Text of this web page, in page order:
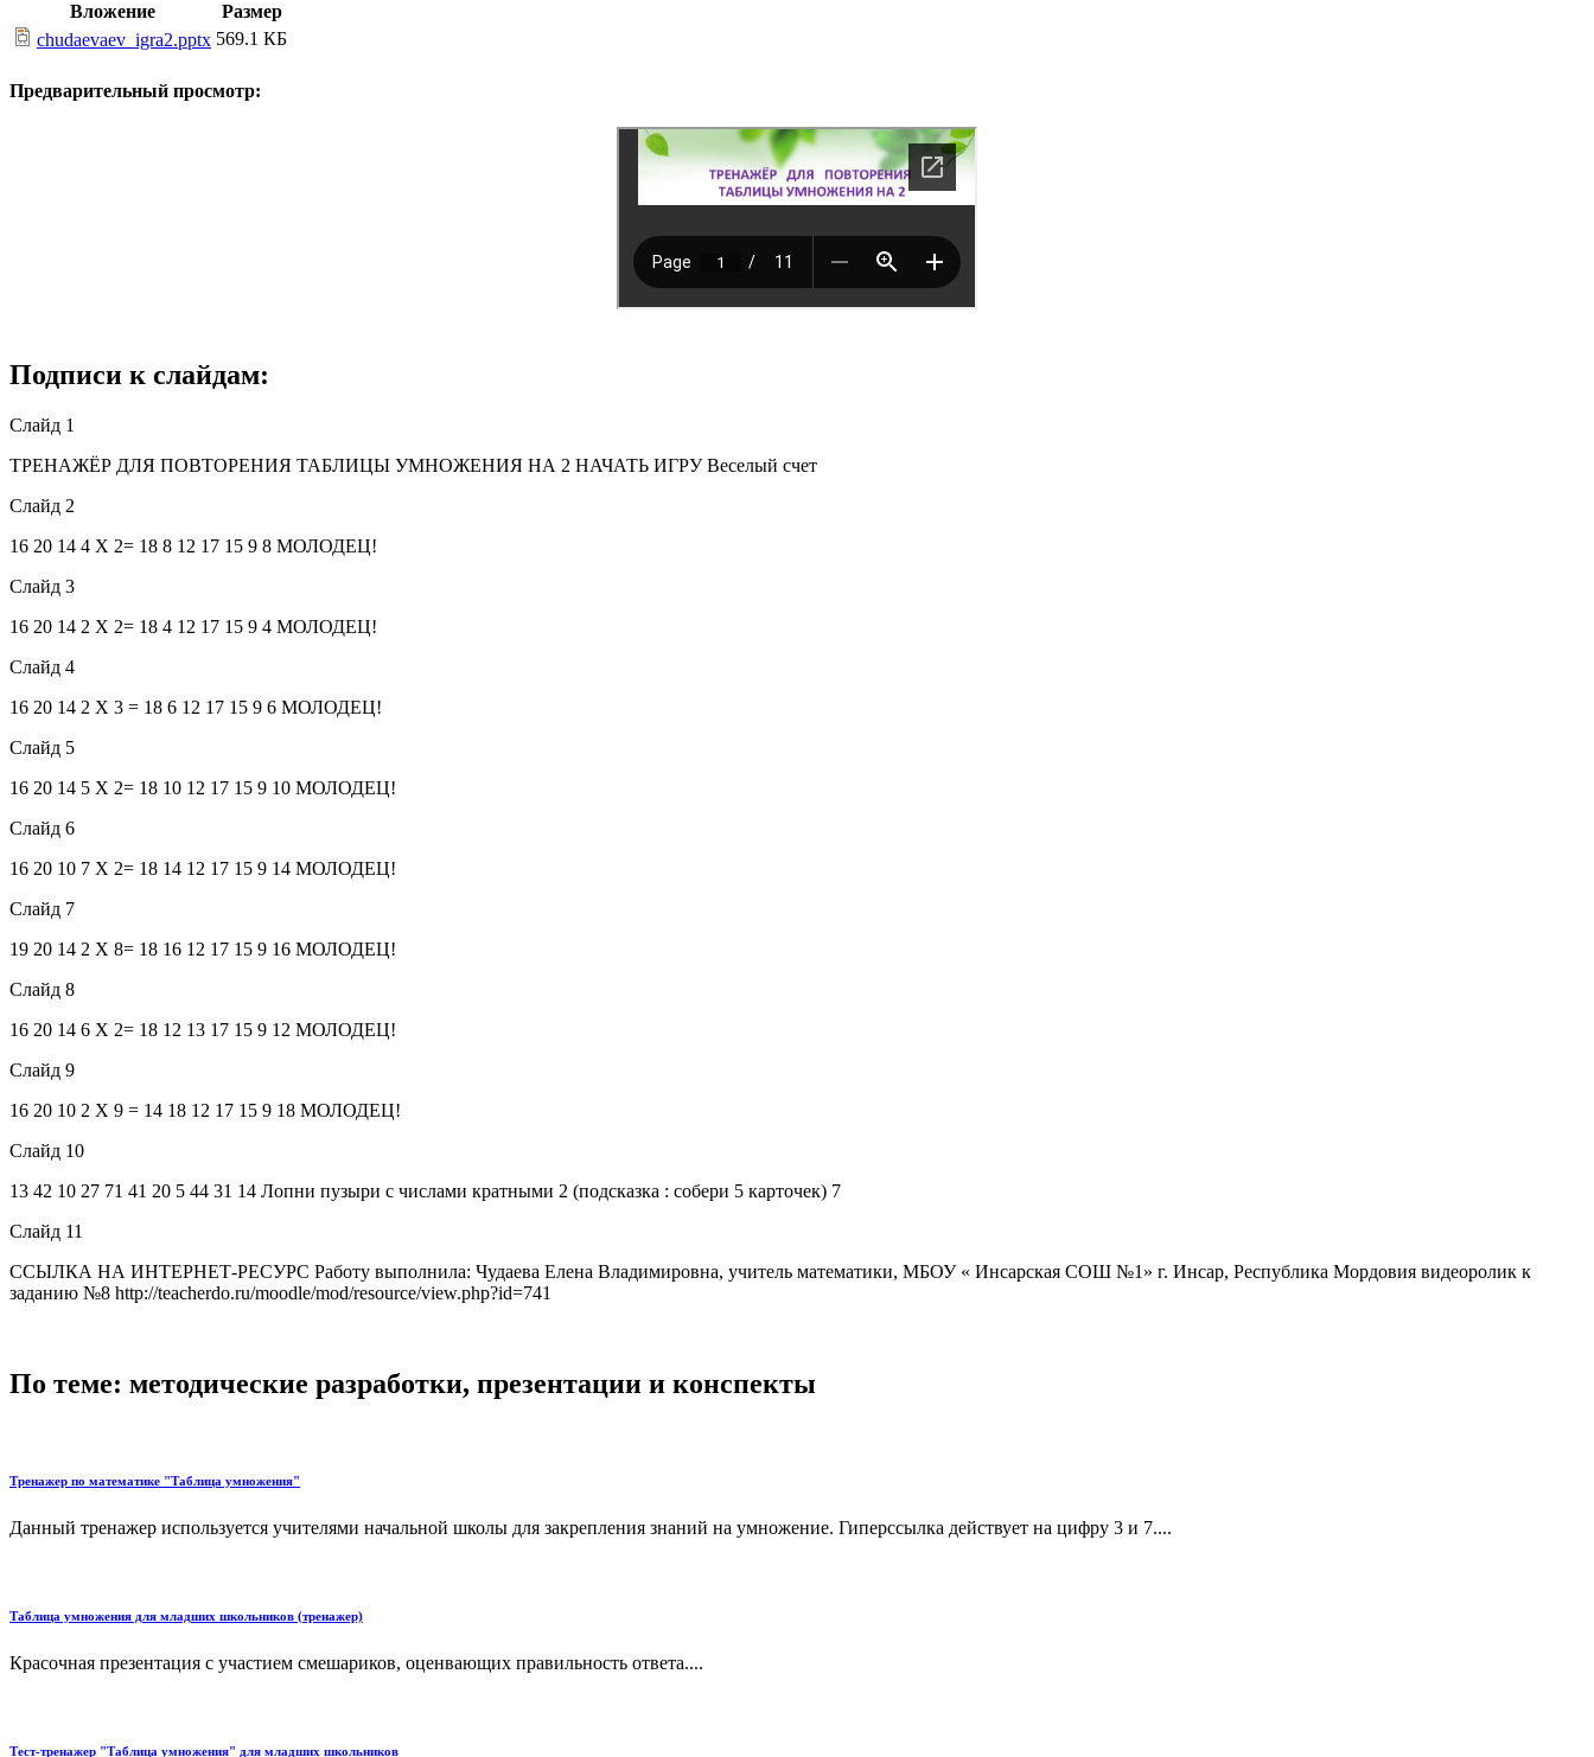
Вложение
Размер
chudaevaev_igra2.pptx 569.1 КБ
Предварительный просмотр:
Подписи к слайдам:
Слайд 1
ТРЕНАЖЁР ДЛЯ ПОВТОРЕНИЯ ТАБЛИЦЫ УМНОЖЕНИЯ НА 2 НАЧАТЬ ИГРУ Веселый счет
Слайд 2
16 20 14 4 Х 2= 18 8 12 17 15 9 8 МОЛОДЕЦ!
Слайд 3
16 20 14 2 Х 2= 18 4 12 17 15 9 4 МОЛОДЕЦ!
Слайд 4
16 20 14 2 Х 3 = 18 6 12 17 15 9 6 МОЛОДЕЦ!
Слайд 5
16 20 14 5 Х 2= 18 10 12 17 15 9 10 МОЛОДЕЦ!
Слайд 6
16 20 10 7 Х 2= 18 14 12 17 15 9 14 МОЛОДЕЦ!
Слайд 7
19 20 14 2 Х 8= 18 16 12 17 15 9 16 МОЛОДЕЦ!
Слайд 8
16 20 14 6 Х 2= 18 12 13 17 15 9 12 МОЛОДЕЦ!
Слайд 9
16 20 10 2 Х 9 = 14 18 12 17 15 9 18 МОЛОДЕЦ!
Слайд 10
13 42 10 27 71 41 20 5 44 31 14 Лопни пузыри с числами кратными 2 (подсказка : собери 5 карточек) 7
Слайд 11
ССЫЛКА НА ИНТЕРНЕТ-РЕСУРС Работу выполнила: Чудаева Елена Владимировна, учитель математики, МБОУ « Инсарская СОШ №1» г. Инсар, Республика Мордовия видеоролик к
заданию №8 http://teacherdo.ru/moodle/mod/resource/view.php?id=741
По теме: методические разработки, презентации и конспекты
Тренажер по математике "Таблица умножения"
Данный тренажер используется учителями начальной школы для закрепления знаний на умножение. Гиперссылка действует на цифру 3 и 7....
Таблица умножения для младших школьников (тренажер)
Красочная презентация с участием смешариков, оценвающих правильность ответа....
Тест-тренажер "Таблица умножения" для младших школьников